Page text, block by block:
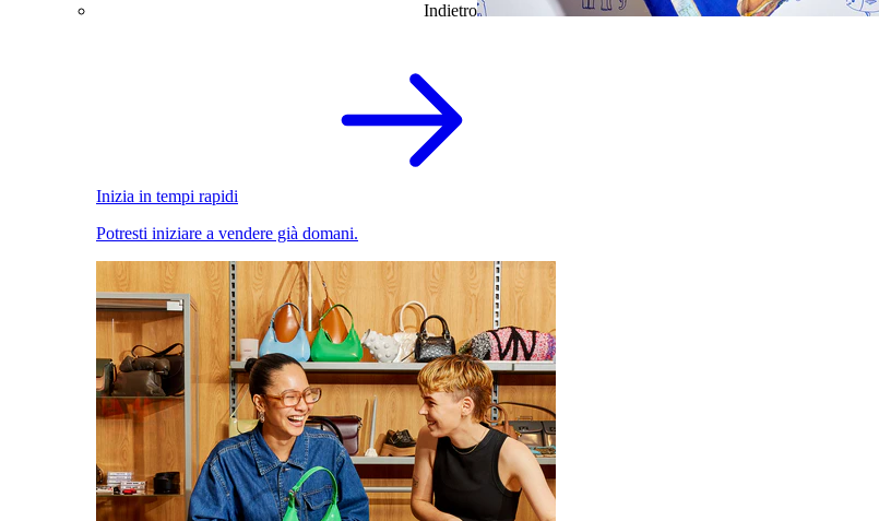
Indietro
Inizia in tempi rapidi
Potresti iniziare a vendere già domani.